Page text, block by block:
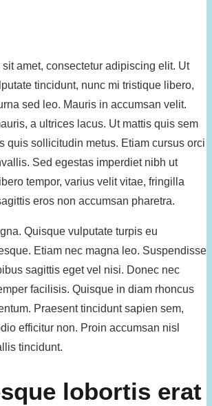
sit amet, consectetur adipiscing elit. Ut
tincidunt, nunc mi tristique libero,
sed leo. Mauris in accumsan velit.
a ultrices lacus. Ut mattis quis sem
quis sollicitudin metus. Etiam cursus orci
Sed egestas imperdiet nibh ut
tempor, varius velit vitae, fringilla
eros non accumsan pharetra.
Quisque vulputate turpis eu
Etiam nec magna leo. Suspendisse
sagittis eget vel nisi. Donec nec
facilisis. Quisque in diam rhoncus
Praesent tincidunt sapien sem,
efficitur non. Proin accumsan nisl
tincidunt.
lobortis erat